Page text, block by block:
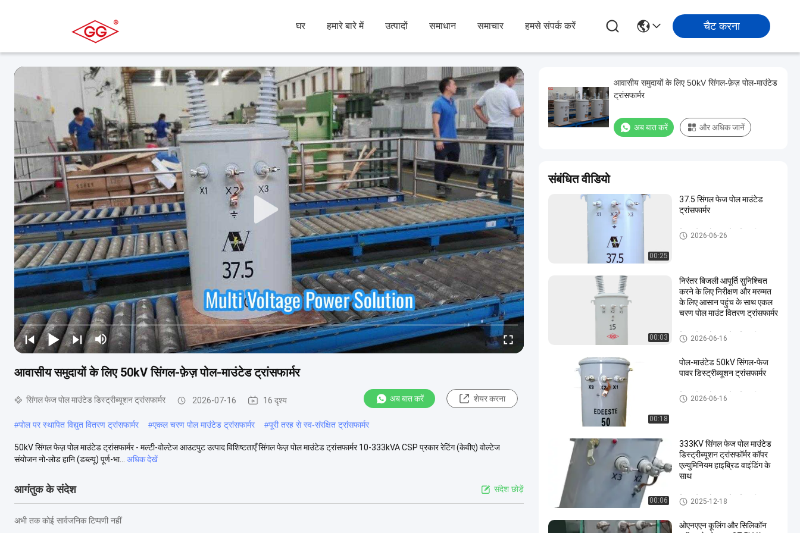
घर हमारे बारे में उत्पादों समाधान समाचार हमसे संपर्क करें चैट करना
आवासीय समुदायों के लिए 50kV सिंगल-फ़ेज़ पोल-माउंटेड ट्रांसफार्मर
सिंगल फेज पोल माउंटेड डिस्ट्रीब्यूशन ट्रांसफार्मर 2026-07-16 16 दृश्य अब बात करें शेयर करना
#पोल पर स्थापित विद्युत वितरण ट्रांसफार्मर #एकल चरण पोल माउंटेड ट्रांसफार्मर #पूरी तरह से स्व-संरक्षित ट्रांसफार्मर
50kV सिंगल फेज़ पोल माउंटेड ट्रांसफार्मर - मल्टी-वोल्टेज आउटपुट उत्पाद विशिष्टताएँ सिंगल फेज़ पोल माउंटेड ट्रांसफार्मर 10-333kVA CSP प्रकार रेटिंग (केवीए) वोल्टेज
संयोजन नो-लोड हानि (डब्ल्यू) पूर्ण-भा...
अधिक देखें
आगंतुक के संदेश संदेश छोड़ें
अभी तक कोई सार्वजनिक टिप्पणी नहीं
आवासीय समुदायों के लिए 50kV सिंगल-फ़ेज़ पोल-माउंटेड
ट्रांसफार्मर
अब बात करें और अधिक जानें
संबंधित वीडियो
00:25
37.5 सिंगल फेज पोल माउंटेड
ट्रांसफार्मर
सिंगल फेज पोल माउंटेड डिस्ट्रीब्यूशन
ट्रांसफार्मर
2026-06-26
00:03
निरंतर बिजली आपूर्ति सुनिश्चित
करने के लिए निरीक्षण और मरम्मत
के लिए आसान पहुंच के साथ एकल
चरण पोल माउंट वितरण ट्रांसफार्मर
सिंगल फेज पोल माउंटेड डिस्ट्रीब्यूशन
ट्रांसफार्मर
2026-06-16
00:18
पोल-माउंटेड 50kV सिंगल-फेज
पावर डिस्ट्रीब्यूशन ट्रांसफार्मर
सिंगल फेज पोल माउंटेड डिस्ट्रीब्यूशन
ट्रांसफार्मर
2026-06-16
00:06
333KV सिंगल फेज पोल माउंटेड
डिस्ट्रीब्यूशन ट्रांसफॉर्मर कॉपर
एल्युमिनियम हाइब्रिड वाइंडिंग के
साथ
सिंगल फेज पोल माउंटेड डिस्ट्रीब्यूशन
ट्रांसफार्मर
2025-12-18
ओएनएएन कूलिंग और सिलिकॉन